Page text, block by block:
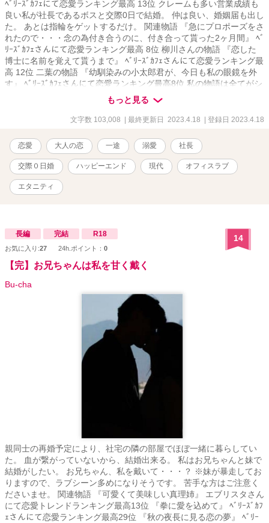
ﾍﾞﾘｰｽﾞｶﾌｪにて恋愛ランキング最高 13位 クレームも多い営業成績も
良い私が社長であるボスと交際0日で結婚。 仲は良い、婚姻届も出し
た。 あとは指輪をゲットするだけ。 関連物語 『急にプロポーズをさ
れたので・・・念の為付き合うのに、付き合って貰った2ヶ月間』 ﾍﾞ
ﾘｰｽﾞｶﾌｪさんにて恋愛ランキング最高 8位 柳川さんの物語 『恋した
博士に名前を覚えて貰うまで』 ﾍﾞﾘｰｽﾞｶﾌｪさんにて恋愛ランキング最
高 12位 二葉の物語 『幼馴染みの小太郎君が、今日も私の眼鏡を外
す』 ﾍﾞﾘｰｽﾞｶﾌｪさんにて恋愛ランキング最高8位 私の物語は全てがシ
リーズになっておりますが、どれを先に読んでも楽しめるかと思い
ます。 伏線のようなものを回収していく物語ばかりなので、途中ま
ではよく分からない内容となっております。 物語が進むにつれてそ
もっと見る
文字数 103,008 | 最終更新日 2023.4.18 | 登録日 2023.4.18
恋愛 大人の恋 一途 溺愛 社長
交際０日婚 ハッピーエンド 現代 オフィスラブ
エタニティ
長編 完結 R18
お気に入り:27 24h.ポイント： 0
14
【完】お兄ちゃんは私を甘く戴く
Bu-cha
親同士の再婚予定により、社宅の隣の部屋でほぼ一緒に暮らしてい
た。 血が繋がっていないから、結婚出来る。 私はお兄ちゃんと妹で
結婚がしたい。 お兄ちゃん、私を戴いて・・・？ ※妹が暴走してお
りますので、ラブシーン多めになりそうです。 苦手な方はご注意く
ださいませ。 関連物語 『可愛くて美味しい真理姉』 エブリスタさん
にて恋愛トレンドランキング最高13位 『拳に愛を込めて』 ﾍﾞﾘｰｽﾞｶﾌ
ｪさんにて恋愛ランキング最高29位 『秋の夜長に見る恋の夢』 ﾍﾞﾘｰ